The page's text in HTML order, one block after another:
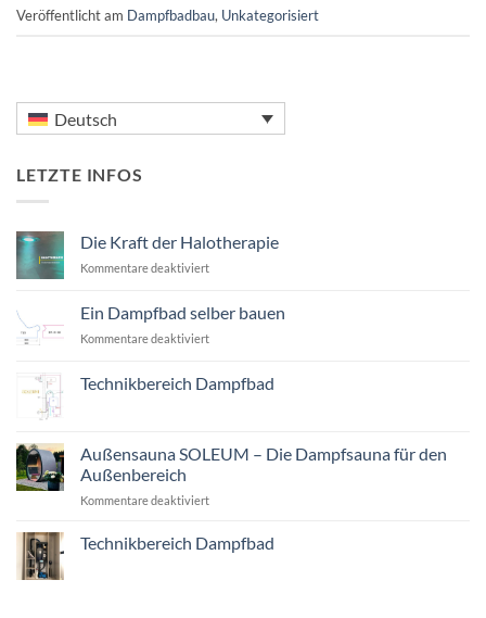
Veröffentlicht am Dampfbadbau, Unkategorisiert
Deutsch
LETZTE INFOS
Die Kraft der Halotherapie
Kommentare deaktiviertfür
der
Halotherapie
Ein Dampfbad selber bauen
Kommentare deaktiviertfür
selber
Technikbereich Dampfbad
Technikbereich
Dampfbad
Außensauna SOLEUM – Die Dampfsauna für den
Außenbereich
Kommentare deaktiviertfür
SOLEUM
–
Technikbereich Dampfbad